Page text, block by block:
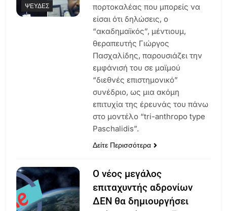
ΨΕΥΔΈΣ
πορτοκαλέας που μπορείς να
είσαι ότι δηλώσεις, ο
“ακαδημαϊκός”, μέντιουμ,
θεραπευτής Γιώργος
Πασχαλίδης, παρουσιάζει την
εμφάνισή του σε μαϊμού
“διεθνές επιστημονικό”
συνέδριο, ως μια ακόμη
επιτυχία της έρευνάς του πάνω
στο μοντέλο “tri-anthropo type
Paschalidis”.
Δείτε Περισσότερα
Ο νέος μεγάλος
επιταχυντής αδρονίων
ΔΕΝ θα δημιουργήσει